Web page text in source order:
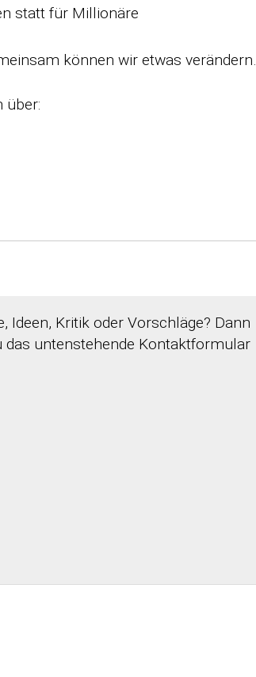
statt für Millionäre
können wir etwas verändern.
über:
Ideen, Kritik oder Vorschläge? Dann
das untenstehende Kontaktformular